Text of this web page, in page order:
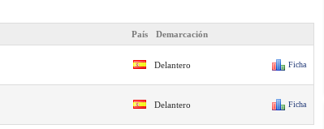
País Demarcación
Delantero Ficha
Delantero Ficha